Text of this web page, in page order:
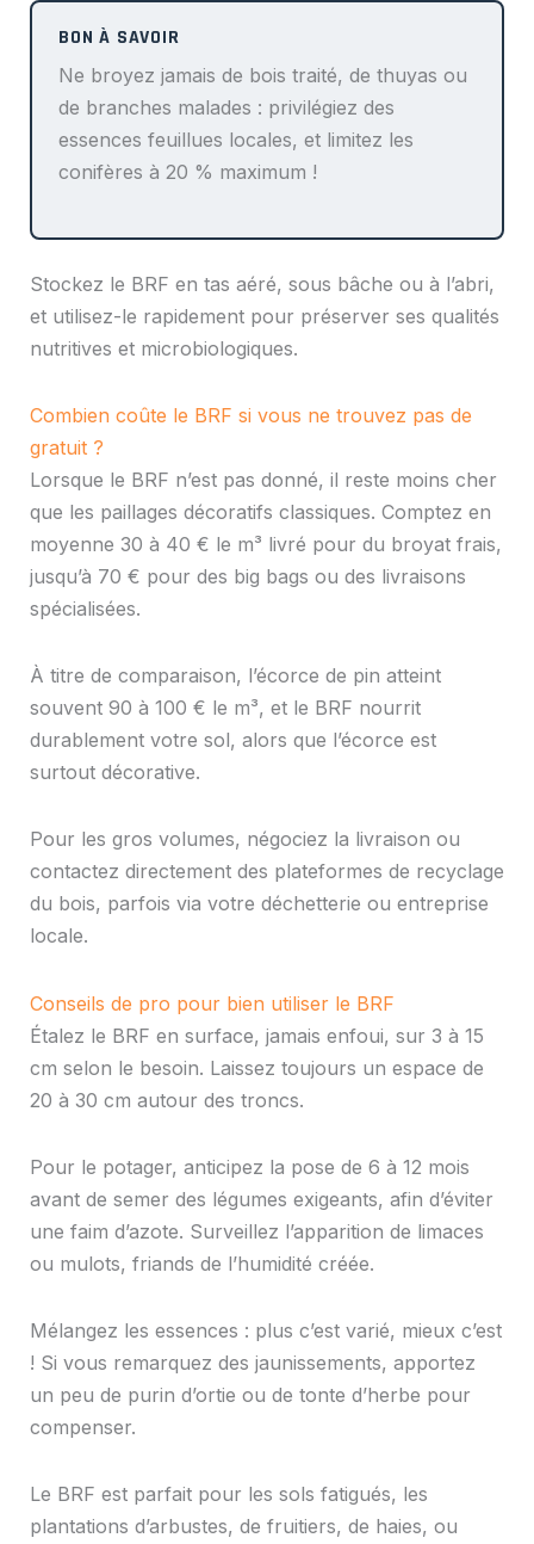
Ne broyez jamais de bois traité, de thuyas ou
de branches malades : privilégiez des
essences feuillues locales, et limitez les
conifères à 20 % maximum !
Stockez le BRF en tas aéré, sous bâche ou à l’abri,
et utilisez-le rapidement pour préserver ses qualités
nutritives et microbiologiques.
Combien coûte le BRF si vous ne trouvez pas de
gratuit ?
Lorsque le BRF n’est pas donné, il reste moins cher
que les paillages décoratifs classiques. Comptez en
moyenne 30 à 40 € le m³ livré pour du broyat frais,
jusqu’à 70 € pour des big bags ou des livraisons
spécialisées.
À titre de comparaison, l’écorce de pin atteint
souvent 90 à 100 € le m³, et le BRF nourrit
durablement votre sol, alors que l’écorce est
surtout décorative.
Pour les gros volumes, négociez la livraison ou
contactez directement des plateformes de recyclage
du bois, parfois via votre déchetterie ou entreprise
locale.
Conseils de pro pour bien utiliser le BRF
Étalez le BRF en surface, jamais enfoui, sur 3 à 15
cm selon le besoin. Laissez toujours un espace de
20 à 30 cm autour des troncs.
Pour le potager, anticipez la pose de 6 à 12 mois
avant de semer des légumes exigeants, afin d’éviter
une faim d’azote. Surveillez l’apparition de limaces
ou mulots, friands de l’humidité créée.
Mélangez les essences : plus c’est varié, mieux c’est
! Si vous remarquez des jaunissements, apportez
un peu de purin d’ortie ou de tonte d’herbe pour
compenser.
Le BRF est parfait pour les sols fatigués, les
plantations d’arbustes, de fruitiers, de haies, ou